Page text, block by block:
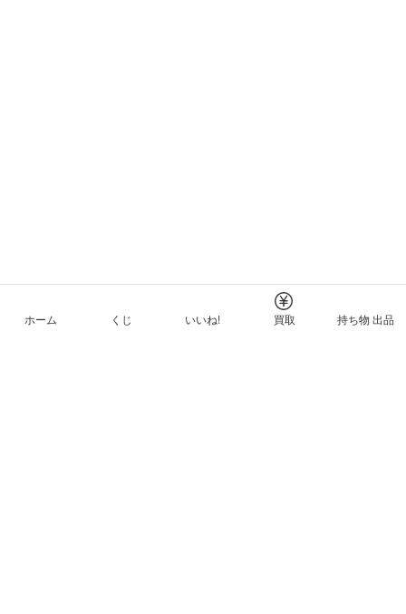
ホーム くじ いいね! 買取 持ち物 出品